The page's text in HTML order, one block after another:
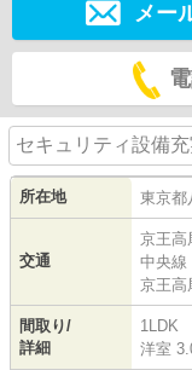
メー
セキュリティ設備
所在地 東京都
交通
京王高
中央線
京王高
間取り/
詳細
1LDK
洋室